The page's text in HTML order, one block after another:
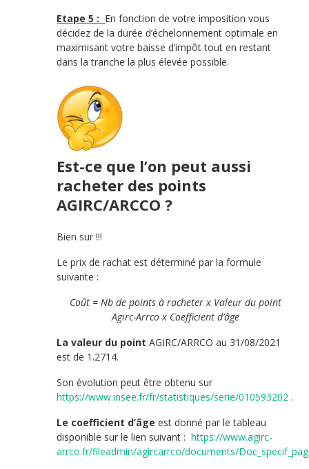
Etape 5 : En fonction de votre imposition vous
décidez de la durée d’échelonnement optimale en
maximisant votre baisse d’impôt tout en restant
dans la tranche la plus élevée possible.
Est-ce que l’on peut aussi
racheter des points
AGIRC/ARCCO ?
Bien sur !!!
Le prix de rachat est déterminé par la formule
suivante :
Coût = Nb de points à racheter x Valeur du point
Agirc-Arrco x Coefficient d’âge
La valeur du point AGIRC/ARRCO au 31/08/2021
est de 1.2714.
Son évolution peut être obtenu sur
https://www.insee.fr/fr/statistiques/serie/010593202 .
Le coefficient d’âge est donné par le tableau
disponible sur le lien suivant :https://www.agirc-
arrco.fr/fileadmin/agircarrco/documents/